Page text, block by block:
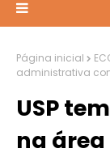
Página inicial
administrativa
USP
na